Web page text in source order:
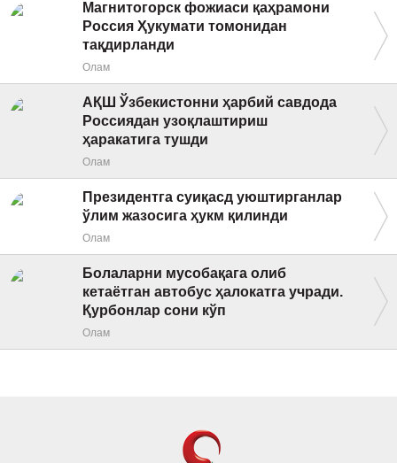
Магнитогорск фожиаси қаҳрамони
Россия Ҳукумати томонидан
тақдирланди
Олам
АҚШ Ўзбекистонни ҳарбий савдода
Россиядан узоқлаштириш
ҳаракатига тушди
Олам
Президентга суиқасд уюштирганлар
ўлим жазосига ҳукм қилинди
Олам
Болаларни мусобақага олиб
кетаётган автобус ҳалокатга учради.
Қурбонлар сони кўп
Олам